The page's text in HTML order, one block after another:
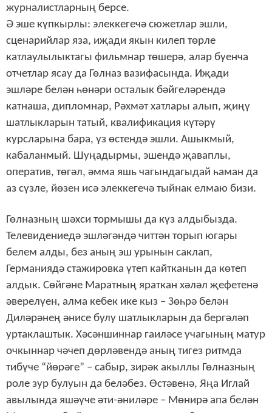
журналистларның берсе.
Ә эше күпкырлы: элеккегечә сюжетлар эшли,
сценарийлар яза, иҗади якын килеп төрле
катлаулылыктагы фильмнар төшерә, алар буенча
отчетлар ясау да Гөлназ вазифасында. Иҗади
эшләре белән һөнәри осталык бәйгеләрендә
катнаша, дипломнар, Рәхмәт хатлары алып, җиңү
шатлыкларын татый, квалификация күтәрү
курсларына бара, үз өстендә эшли. Ашыкмый,
кабаланмый. Шуңадырмы, эшендә җаваплы,
оператив, төгәл, әмма яшь чагындагыдай һаман да
аз сүзле, йөзен исә элеккегечә тыйнак елмаю бизи.
Гөлназның шәхси тормышы да күз алдыбызда.
Телевидениедә эшләгәндә читтән торып югары
белем алды, без аның эш урынын саклап,
Германиядә стажировка үтеп кайтканын да көтеп
алдык. Сөйгәне Маратның яраткан хәләл җефетенә
әверелүен, алма кебек ике кыз – Зөһрә белән
Диләрәнең әнисе булу шатлыкларын да бергәләп
уртаклаштык. Хәсәншиннар гаиләсе учагының матур
очкыннар чәчеп дөрләвендә аның тигез ритмда
тибүче “йөрәге” – сабыр, зирәк акыллы Гөлназның
роле зур булуын да беләбез. Өстәвенә, Яңа Иглай
авылында яшәүче әти-әниләре – Мөнирә апа белән